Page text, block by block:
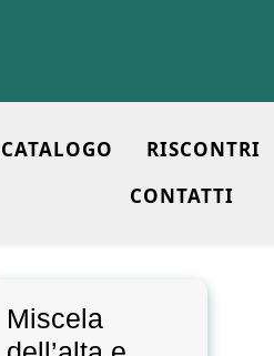
CATALOGO RISCONTRI
CONTATTI
Miscela